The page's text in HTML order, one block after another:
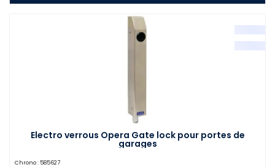
Electro verrous Opera Gate lock pour portes de
garages
Chrono : 585627